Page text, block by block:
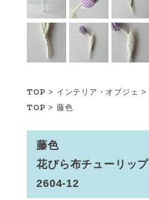
TOP > インテリア・オブジェ >
TOP > 藤色
藤色
花びら布チューリップ
2604-12